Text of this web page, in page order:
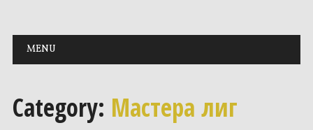
Main menu
Skip to content
MENU
Category: Мастера лиг